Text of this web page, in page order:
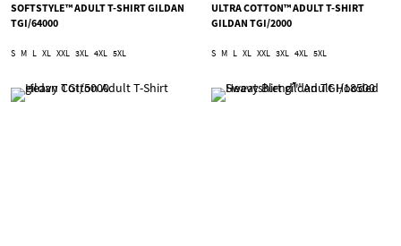
SOFTSTYLE™ ADULT T-SHIRT GILDAN
TGI/64000
S M L XL XXL 3XL 4XL 5XL
ULTRA COTTON™ ADULT T-SHIRT
GILDAN TGI/2000
S M L XL XXL 3XL 4XL 5XL